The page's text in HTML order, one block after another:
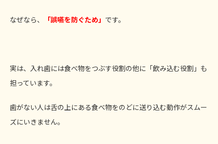
なぜなら、 「誤嚥を防ぐため」 です。
実は、入れ歯には食べ物をつぶす役割の他に「飲み込む役割」も
担っています。
歯がない人は舌の上にある食べ物をのどに送り込む動作がスムー
ズにいきません。